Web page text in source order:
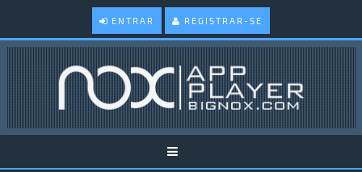
ENTRAR REGISTRAR-SE